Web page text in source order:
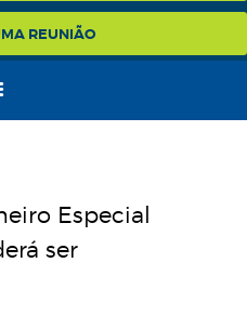
REUNIÃO
Especial
ser